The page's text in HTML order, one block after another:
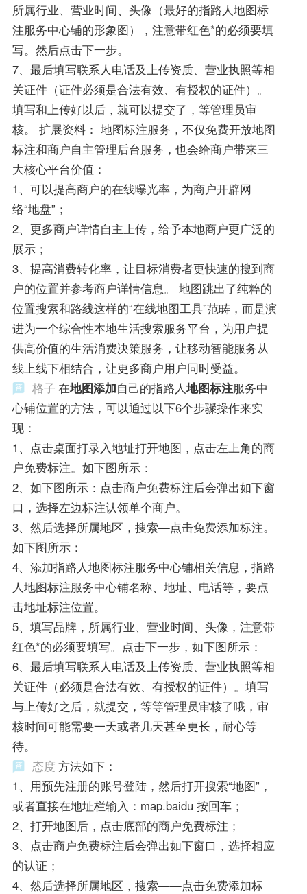
所属行业、营业时间、头像（最好的指路人地图标
注服务中心铺的形象图），注意带红色*的必须要填
写。然后点击下一步。
7、最后填写联系人电话及上传资质、营业执照等相
关证件（证件必须是合法有效、有授权的证件）。
填写和上传好以后，就可以提交了，等管理员审
核。 扩展资料： 地图标注服务，不仅免费开放地图
标注和商户自主管理后台服务，也会给商户带来三
大核心平台价值：
1、可以提高商户的在线曝光率，为商户开辟网
络“地盘”；
2、更多商户详情自主上传，给予本地商户更广泛的
展示；
3、提高消费转化率，让目标消费者更快速的搜到商
户的位置并参考商户详情信息。 地图跳出了纯粹的
位置搜索和路线这样的“在线地图工具”范畴，而是演
进为一个综合性本地生活搜索服务平台，为用户提
供高价值的生活消费决策服务，让移动智能服务从
线上线下相结合，让更多商户用户同时受益。
格子 在地图添加自己的指路人地图标注服务中
心铺位置的方法，可以通过以下6个步骤操作来实
现：
1、点击桌面打录入地址打开地图，点击左上角的商
户免费标注。如下图所示：
2、如下图所示：点击商户免费标注后会弹出如下窗
口，选择左边标注认领单个商户。
3、然后选择所属地区，搜索—点击免费添加标注。
如下图所示：
4、添加指路人地图标注服务中心铺相关信息，指路
人地图标注服务中心铺名称、地址、电话等，要点
击地址标注位置。
5、填写品牌，所属行业、营业时间、头像，注意带
红色*的必须要填写。点击下一步，如下图所示：
6、最后填写联系人电话及上传资质、营业执照等相
关证件（必须是合法有效、有授权的证件）。填写
与上传好之后，就提交，等等管理员审核了哦，审
核时间可能需要一天或者几天甚至更长，耐心等
待。
态度 方法如下：
1、用预先注册的账号登陆，然后打开搜索“地图”，
或者直接在地址栏输入：map.baidu 按回车；
2、打开地图后，点击底部的商户免费标注；
3、点击商户免费标注后会弹出如下窗口，选择相应
的认证；
4、然后选择所属地区，搜索——点击免费添加标